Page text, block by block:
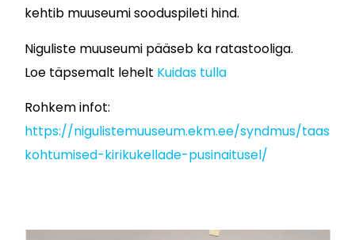
kehtib muuseumi sooduspileti hind.
Niguliste muuseumi pääseb ka ratastooliga.
Loe täpsemalt lehelt Kuidas tulla
Rohkem infot:
https://nigulistemuuseum.ekm.ee/syndmus/taas
kohtumised-kirikukellade-pusinaitusel/